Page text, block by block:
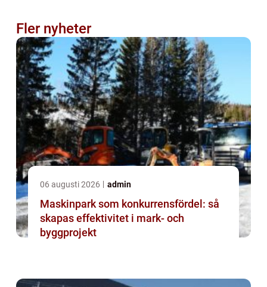
Fler nyheter
06 augusti 2026 admin
Maskinpark som konkurrensfördel: så
skapas effektivitet i mark- och
byggprojekt